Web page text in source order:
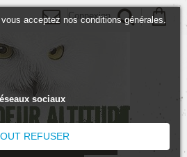
Connexion
acceptez nos conditions générales.
sociaux
REFUSER